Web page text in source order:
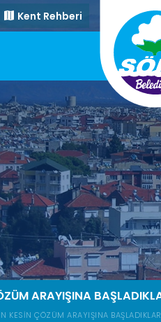
Kent Rehberi
ARAYIŞINA
KESIN ÇÖZÜM ARAYIŞINA